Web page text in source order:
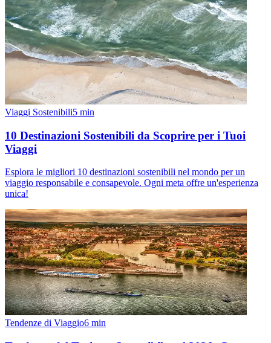
Viaggi Sostenibili5 min
10 Destinazioni Sostenibili da Scoprire per i Tuoi
Viaggi
Esplora le migliori 10 destinazioni sostenibili nel mondo per un
viaggio responsabile e consapevole. Ogni meta offre un'esperienza
unica!
Tendenze di Viaggio6 min